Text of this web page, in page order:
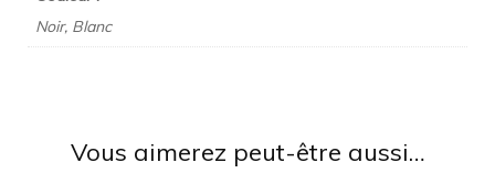
Noir, Blanc
Vous aimerez peut-être aussi…